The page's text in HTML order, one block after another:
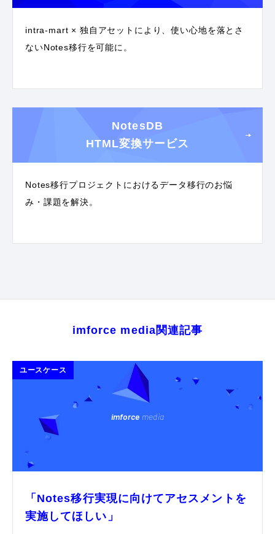
intra-mart × 独自アセットにより、使い心地を落とさ
ないNotes移行を可能に。
NotesDB
HTML変換サービス
Notes移行プロジェクトにおけるデータ移行のお悩
み・課題を解決。
imforce media関連記事
ユースケース
imforce media
「Notes移行実現に向けてアセスメントを
実施してほしい」